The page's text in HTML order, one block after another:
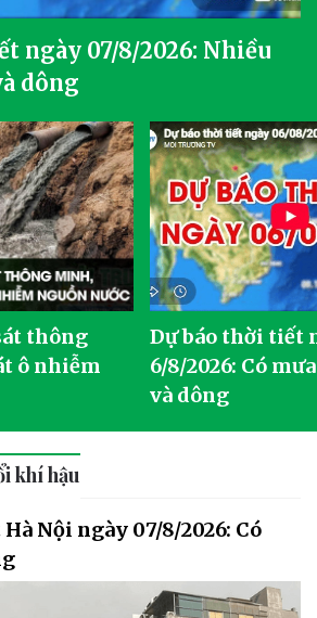
ngày 07/8/2026: Nhiều
dông
thông
ô nhiễm
Dự báo thời tiết
6/8/2026: Có
và dông
khí hậu
Nội ngày 07/8/2026: Có